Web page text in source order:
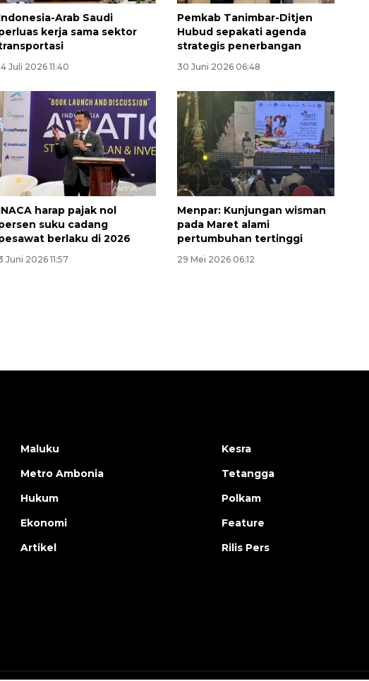
Arab Saudi
kerja sama sektor
Juli 2026 11:40
Pemkab Tanimbar-Ditjen
Hubud sepakati agenda
strategis penerbangan
30 Juni 2026 06:48
harap pajak nol
suku cadang
berlaku di 2026
Juni 2026 11:57
Menpar: Kunjungan wisman
pada Maret alami
pertumbuhan tertinggi
29 Mei 2026 06:12
Memberantas kejahatan
jalanan Jakarta
Maluku
Metro Ambonia
Hukum
Ekonomi
Artikel
Kesra
Tetangga
Polkam
Feature
Rilis Pers